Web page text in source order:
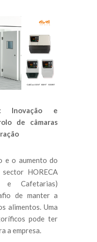
Inovação e
de câmaras
e o aumento do
HORECA
e Cafetarias)
de manter a
alimentos. Uma
pode ter
a empresa.